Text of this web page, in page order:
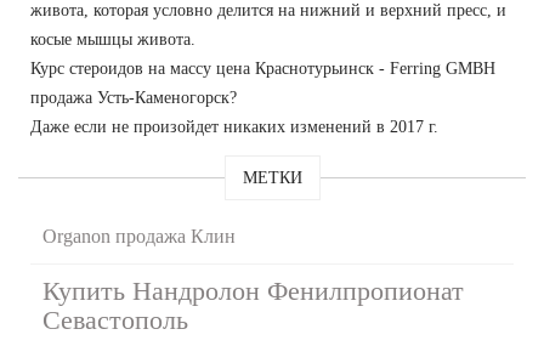
живота, которая условно делится на нижний и верхний пресс, и
косые мышцы живота.
Курс стероидов на массу цена Краснотурьинск - Ferring GMBH
продажа Усть-Каменогорск?
Даже если не произойдет никаких изменений в 2017 г.
МЕТКИ
Organon продажа Клин
Купить Нандролон Фенилпропионат
Севастополь